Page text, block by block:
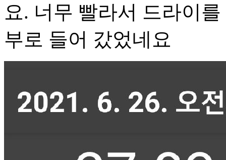
요. 너무 빨라서 드라이
부로 들어 갔었네요